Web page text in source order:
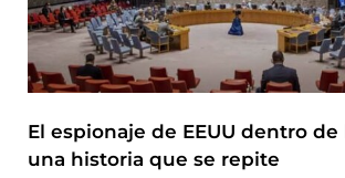
El espionaje de EEUU dentro de
una historia que se repite